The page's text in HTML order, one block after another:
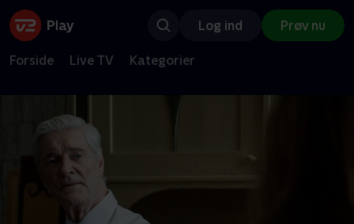
Log ind Prøv nu
Forside Live TV Kategorier